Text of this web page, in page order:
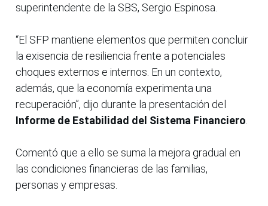
superintendente de la SBS, Sergio Espinosa.
“El SFP mantiene elementos que permiten concluir
la exisencia de resiliencia frente a potenciales
choques externos e internos. En un contexto,
además, que la economía experimenta una
recuperación”, dijo durante la presentación del
Informe de Estabilidad del Sistema Financiero
Comentó que a ello se suma la mejora gradual en
las condiciones financieras de las familias,
personas y empresas.